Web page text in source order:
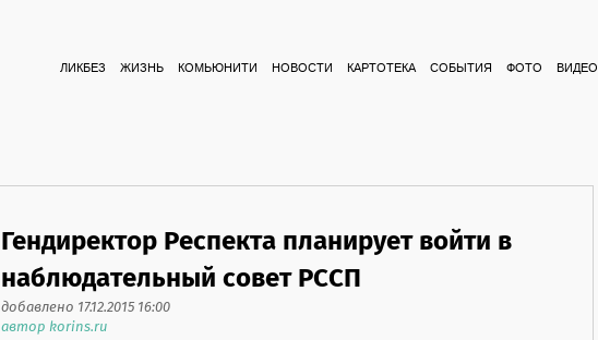
ЛИКБЕЗ ЖИЗНЬ КОМЬЮНИТИ НОВОСТИ КАРТОТЕКА СОБЫТИЯ ФОТО ВИДЕО
Гендиректор Респекта планирует войти в
наблюдательный совет РССП
добавлено 17.12.2015 16:00
автор korins.ru